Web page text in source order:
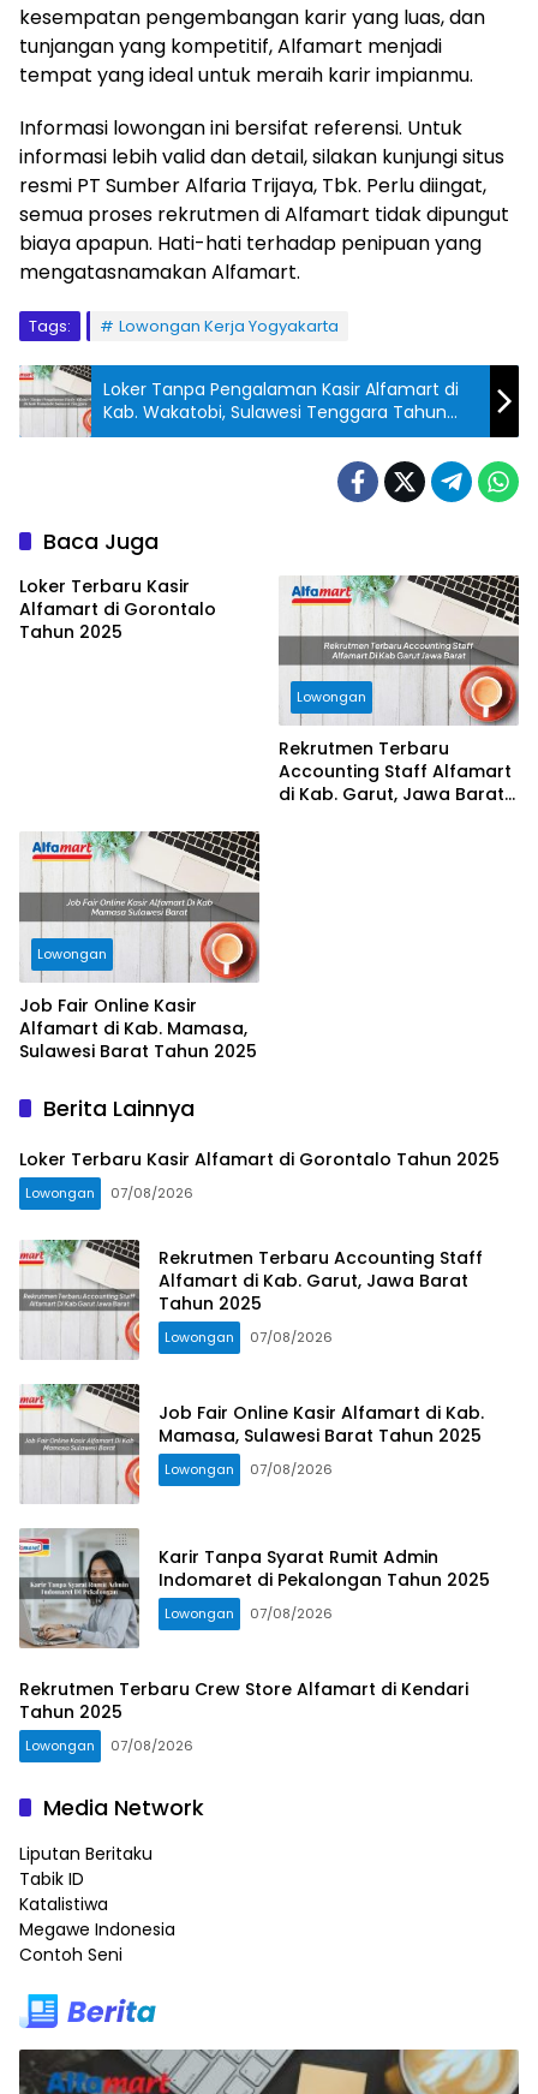
kesempatan pengembangan karir yang luas, dan
tunjangan yang kompetitif, Alfamart menjadi
tempat yang ideal untuk meraih karir impianmu.
Informasi lowongan ini bersifat referensi. Untuk
informasi lebih valid dan detail, silakan kunjungi situs
resmi PT Sumber Alfaria Trijaya, Tbk. Perlu diingat,
semua proses rekrutmen di Alfamart tidak dipungut
biaya apapun. Hati-hati terhadap penipuan yang
mengatasnamakan Alfamart.
Tags: Lowongan Kerja Yogyakarta
Loker Tanpa Pengalaman Kasir Alfamart di
Kab. Wakatobi, Sulawesi Tenggara Tahun
2025
Baca Juga
Loker Terbaru Kasir
Alfamart di Gorontalo
Tahun 2025
Lowongan
Rekrutmen Terbaru
Accounting Staff Alfamart
di Kab. Garut, Jawa Barat
Lowongan
Job Fair Online Kasir
Alfamart di Kab. Mamasa,
Sulawesi Barat Tahun 2025
Berita Lainnya
Loker Terbaru Kasir Alfamart di Gorontalo Tahun 2025
Lowongan 07/08/2026
Rekrutmen Terbaru Accounting Staff
Alfamart di Kab. Garut, Jawa Barat
Tahun 2025
Lowongan 07/08/2026
Job Fair Online Kasir Alfamart di Kab.
Mamasa, Sulawesi Barat Tahun 2025
Lowongan 07/08/2026
Karir Tanpa Syarat Rumit Admin
Indomaret di Pekalongan Tahun 2025
Lowongan 07/08/2026
Rekrutmen Terbaru Crew Store Alfamart di Kendari
Tahun 2025
Lowongan 07/08/2026
Media Network
Liputan Beritaku
Tabik ID
Katalistiwa
Megawe Indonesia
Contoh Seni